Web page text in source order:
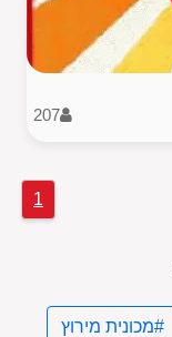
207
1
#מכונית מירוץ